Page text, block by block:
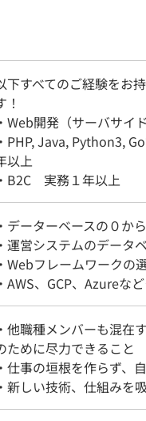
下すべてのご経験をお
！
・Web開発（サーバサ
・PHP, Java, Python3,
以上
・B2C 実務１年以上
・データーベースの０か
・運営システムのデータ
・Webフレームワークの
・AWS、GCP、Azureな
・他職種メンバーも混在
ために尽力できること
・仕事の垣根を作らず、
・新しい技術、仕組みを